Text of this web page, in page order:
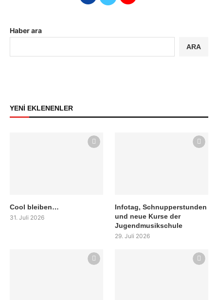
Haber ara
ARA
YENİ EKLENENLER
Cool bleiben…
31. Juli 2026
Infotag, Schnupperstunden
und neue Kurse der
Jugendmusikschule
29. Juli 2026